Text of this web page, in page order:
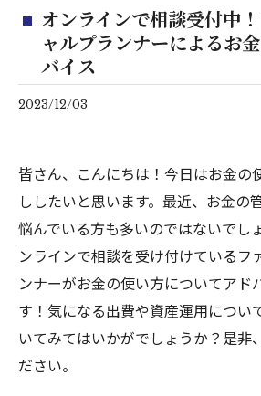
オンラインで相談受付中
ャルプランナーによるお
バイス
2023/12/03
皆さん、こんにちは！今日はお金の
ししたいと思います。最近、お金の
悩んでいる方も多いのではないでし
ンラインで相談を受け付けているフ
ンナーがお金の使い方についてアド
す！気になる出費や資産運用につい
いてみてはいかがでしょうか？是非
ださい。